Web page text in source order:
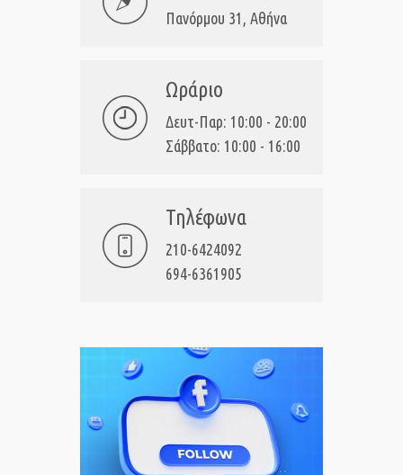
Πανόρμου 31, Αθήνα
Ωράριο
Δευτ-Παρ: 10:00 - 20:00
Σάββατο: 10:00 - 16:00
Τηλέφωνα
210-6424092
694-6361905